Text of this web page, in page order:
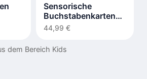
Sensorische
Buchstabenkarten
LIV
44,99 €
dem Bereich Kids